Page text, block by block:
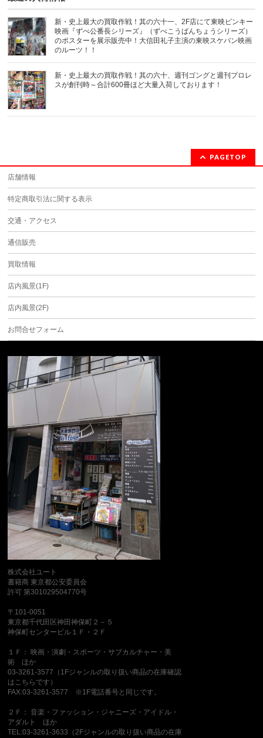
ま
す)
新・史上最大の買取作戦！其の六十一、2F店にて東映ピンキー
映画『ずべ公番長シリーズ』（ずべこうばんちょうシリーズ）
のポスターを展示販売中！大信田礼子主演の東映スケバン映画
のルーツ！！
新・史上最大の買取作戦！其の六十、週刊ゴングと週刊プロレ
スが創刊時～合計600冊ほど大量入荷しております！
PAGETOP
店舗情報
特定商取引法に関する表示
交通・アクセス
通信販売
買取情報
店内風景(1F)
店内風景(2F)
お問合せフォーム
株式会社ユート
書籍商 東京都公安委員会
許可 第301029504770号
〒101-0051
東京都千代田区神田神保町２－５
神保町センタービル１Ｆ・２Ｆ
１Ｆ： 映画・演劇・スポーツ・サブカルチャー・美
術 ほか
03-3261-3577（1Fジャンルの取り扱い商品の在庫確認
はこちらです）
FAX:03-3261-3577 ※1F電話番号と同じです。
２Ｆ： 音楽・ファッション・ジャニーズ・アイドル・
アダルト ほか
TEL:03-3261-3633（2Fジャンルの取り扱い商品の在庫